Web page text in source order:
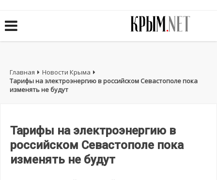
Главная
Новости Крыма
Тарифы на электроэнергию в российском Севастополе пока
изменять не будут
Тарифы на электроэнергию в
российском Севастополе пока
изменять не будут